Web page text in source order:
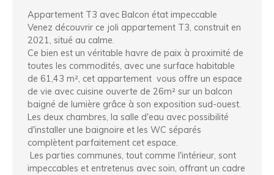
Appartement T3 avec Balcon état impeccable
Venez découvrir ce joli appartement T3, construit en
2021, situé au calme.
Ce bien est un véritable havre de paix à proximité de
toutes les commodités, avec une surface habitable
de 61,43 m², cet appartement vous offre un espace
de vie avec cuisine ouverte de 26m² sur un balcon
baigné de lumière grâce à son exposition sud-ouest.
Les deux chambres, la salle d'eau avec possibilité
d'installer une baignoire et les WC séparés
complètent parfaitement cet espace.
Les parties communes, tout comme l'intérieur, sont
impeccables et entretenus avec soin, offrant un cadre